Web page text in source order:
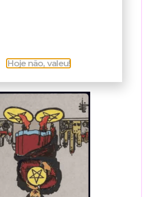
que a energia espiritual flua
de que a verdadeira
confiança e flexibilidade, não
Hoje não, valeu!